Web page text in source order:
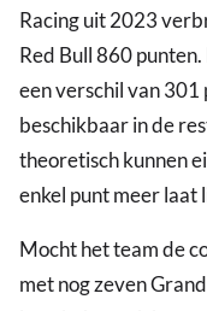
Racing uit 2023
Red Bull 860
een verschil van
beschikbaar in de
theoretisch kunnen
enkel punt meer laat
Mocht het team de
met nog zeven